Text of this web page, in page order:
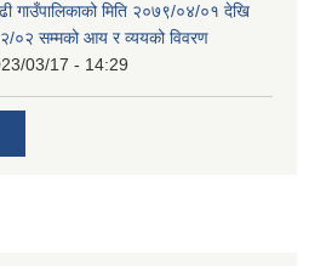
गाउँपालिकाको मिति २०७९/०४/०१ देखि
०२ सम्मको आय र व्ययको विवरण
03/17 - 14:29